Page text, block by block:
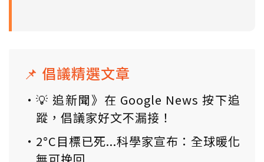
📌 倡議精選文章
💡 追新聞》在 Google News 按下追
蹤，倡議家好文不漏接！
2°C目標已死...科學家宣布：全球暖化
無可挽回